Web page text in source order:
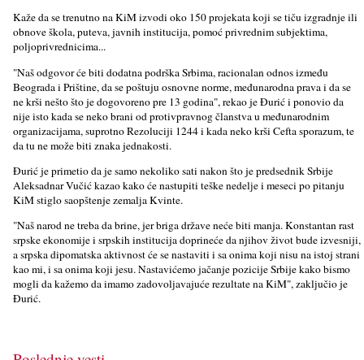
Kaže da se trenutno na KiM izvodi oko 150 projekata koji se tiču izgradnje ili
obnove škola, puteva, javnih institucija, pomoć privrednim subjektima,
polјoprivrednicima...
"Naš odgovor će biti dodatna podrška Srbima, racionalan odnos između
Beograda i Prištine, da se poštuju osnovne norme, međunarodna prava i da se
ne krši nešto što je dogovoreno pre 13 godina", rekao je Đurić i ponovio da
nije isto kada se neko brani od protivpravnog članstva u međunarodnim
organizacijama, suprotno Rezoluciji 1244 i kada neko krši Cefta sporazum, te
da tu ne može biti znaka jednakosti.
Đurić je primetio da je samo nekoliko sati nakon što je predsednik Srbije
Aleksadnar Vučić kazao kako će nastupiti teške nedelјe i meseci po pitanju
KiM stiglo saopštenje zemalјa Kvinte.
"Naš narod ne treba da brine, jer briga države neće biti manja. Konstantan rast
srpske ekonomije i srpskih institucija doprineće da njihov život bude izvesniji,
a srpska dipomatska aktivnost će se nastaviti i sa onima koji nisu na istoj strani
kao mi, i sa onima koji jesu. Nastavićemo jačanje pozicije Srbije kako bismo
mogli da kažemo da imamo zadovolјavajuće rezultate na KiM", zaklјučio je
Đurić.